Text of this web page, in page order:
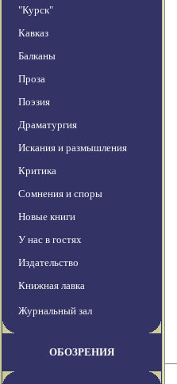
"Курск"
Кавказ
Балканы
Проза
Поэзия
Драматургия
Искания и размышления
Критика
Сомнения и споры
Новые книги
У нас в гостях
Издательство
Книжная лавка
Журнальный зал
ОБОЗРЕНИЯ